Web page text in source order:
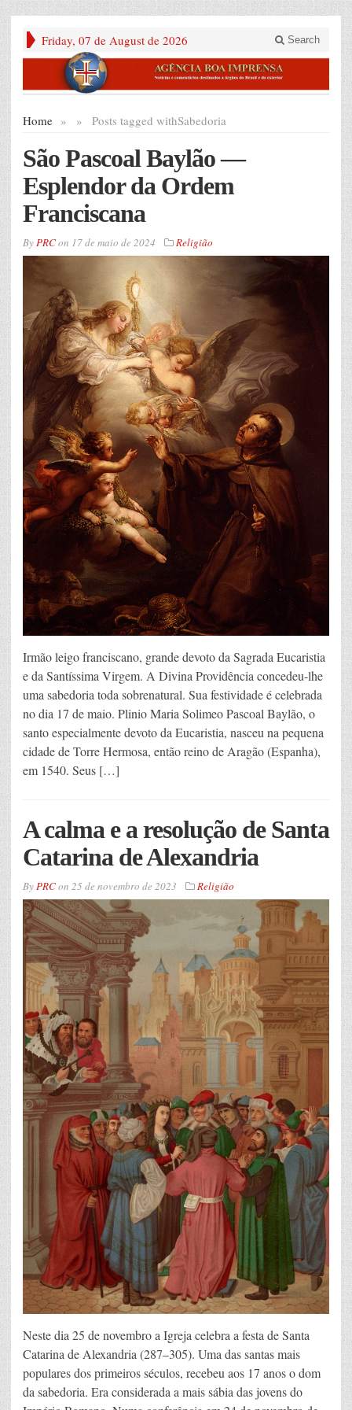
Friday, 07 de August de 2026 Search
Home » Posts tagged with
» Sabedoria
São Pascoal Baylão —
Esplendor da Ordem
Franciscana
ByPRCon 17 de maio de 2024 Religião
Irmão leigo franciscano, grande devoto da Sagrada Eucaristia
e da Santíssima Virgem. A Divina Providência concedeu-lhe
uma sabedoria toda sobrenatural. Sua festividade é celebrada
no dia 17 de maio. Plinio Maria Solimeo Pascoal Baylão, o
santo especialmente devoto da Eucaristia, nasceu na pequena
cidade de Torre Hermosa, então reino de Aragão (Espanha),
em 1540. Seus […]
A calma e a resolução de Santa
Catarina de Alexandria
ByPRCon 25 de novembro de 2023 Religião
Neste dia 25 de novembro a Igreja celebra a festa de Santa
Catarina de Alexandria (287–305). Uma das santas mais
populares dos primeiros séculos, recebeu aos 17 anos o dom
da sabedoria. Era considerada a mais sábia das jovens do